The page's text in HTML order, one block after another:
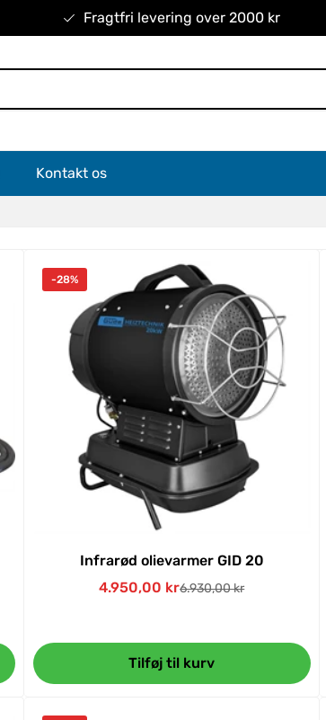
Fragtfri levering over 2000 kr
Kontakt os
-28%
Infrarød olievarmer GID 20
Udsalgspris
4.950,00 krNormal
6.930,00 kr
Tilføj til kurv